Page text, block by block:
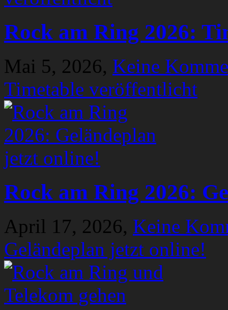
Rock am Ring 2026:
Mai 5, 2026, Keine
Timetable veröffentlicht
Rock am Ring 2026:
April 17, 2026, Keine
Geländeplan jetzt online!